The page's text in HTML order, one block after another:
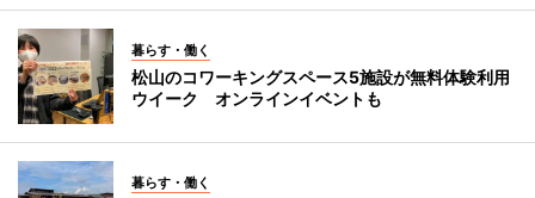
暮らす・働く
松山のコワーキングスペース5施設が無料体験利用
ウイーク オンラインイベントも
暮らす・働く